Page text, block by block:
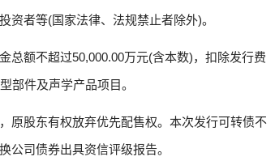
资者等(国家法律、法规禁止者除外)。
总额不超过50,000.00万元(含本数)，扣除发行费
部件及声学产品项目。
原股东有权放弃优先配售权。本次发行可转债不
公司债券出具资信评级报告。